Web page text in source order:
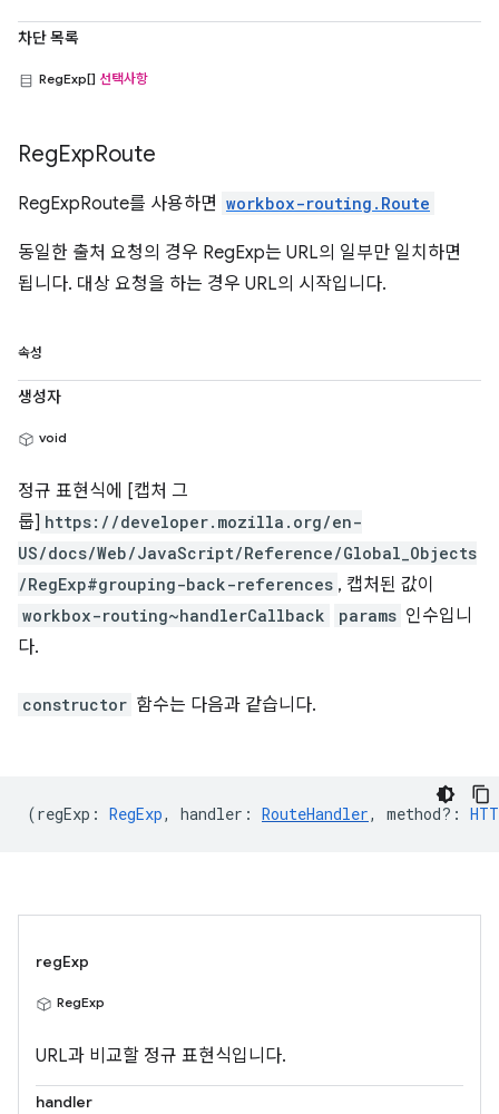
차단 목록
RegExp[] 선택사항
RegExpRoute
RegExpRoute를 사용하면 workbox-routing.Route
동일한 출처 요청의 경우 RegExp는 URL의 일부만 일치하면
됩니다. 대상 요청을 하는 경우 URL의 시작입니다.
속성
생성자
void
정규 표현식에 [캡처 그
룹] https://developer.mozilla.org/en-
US/docs/Web/JavaScript/Reference/Global_Objects
/RegExp#grouping-back-references , 캡처된 값이
workbox-routing~handlerCallback params 인수입니
다.
constructor 함수는 다음과 같습니다.
(regExp : RegExp, handler : RouteHandler, method? :
regExp
RegExp
URL과 비교할 정규 표현식입니다.
handler